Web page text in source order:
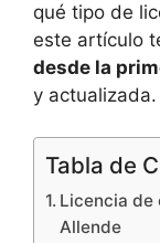
qué tipo de
este artículo
desde la
y actualizada.
Tabla de
Licencia de
Allende